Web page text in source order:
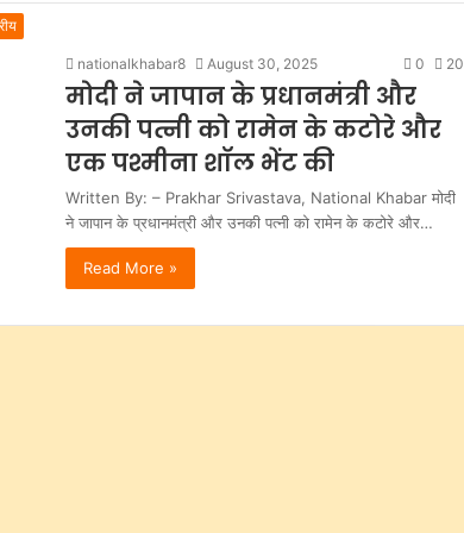
nationalkhabar8 August 30, 2025 0 20
मोदी ने जापान के प्रधानमंत्री और
उनकी पत्नी को रामेन के कटोरे और
एक पश्मीना शॉल भेंट की
Written By: – Prakhar Srivastava, National Khabar मोदी
ने जापान के प्रधानमंत्री और उनकी पत्नी को रामेन के कटोरे और…
Read More »